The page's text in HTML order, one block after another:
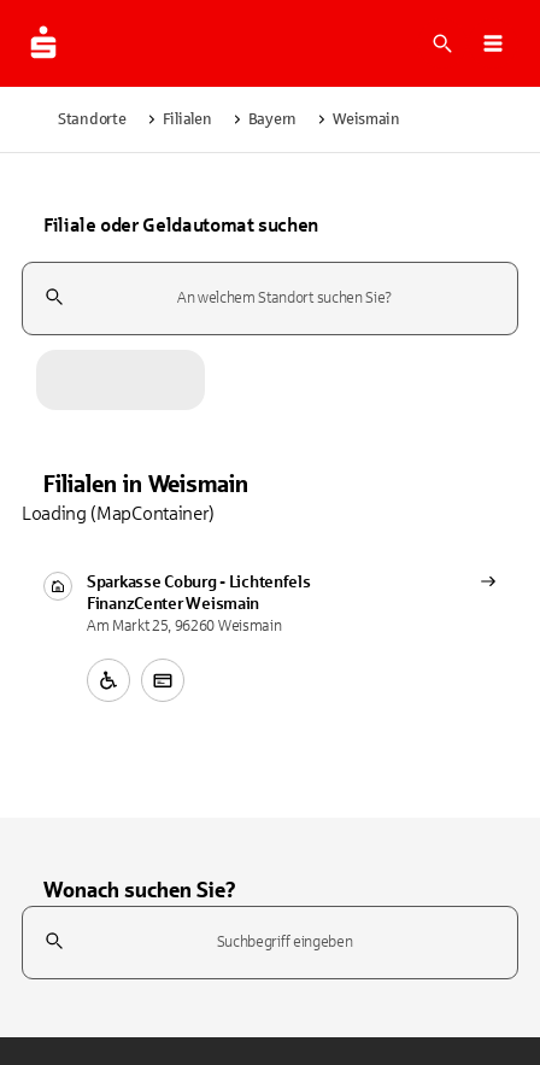
Suche
Standorte Filialen Bayern Weismain
Filiale oder Geldautomat suchen
Suchfeld
Filialen in Weismain
Sparkasse Coburg - Lichtenfels
FinanzCenterWeismain
Am Markt 25, 96260 Weismain
Loading (MapContainer)
Wonach suchen Sie?
Suchfeld